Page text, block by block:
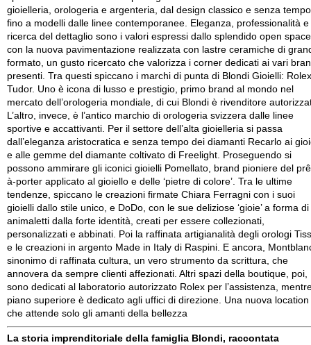
gioielleria, orologeria e argenteria, dal design classico e senza tempo
fino a modelli dalle linee contemporanee. Eleganza, professionalità e
ricerca del dettaglio sono i valori espressi dallo splendido open space
con la nuova pavimentazione realizzata con lastre ceramiche di
formato, un gusto ricercato che valorizza i corner dedicati ai vari
presenti. Tra questi spiccano i marchi di punta di Blondi Gioielli:
Tudor. Uno è icona di lusso e prestigio, primo brand al mondo nel
mercato dell’orologeria mondiale, di cui Blondi è rivenditore
L’altro, invece, è l’antico marchio di orologeria svizzera dalle linee
sportive e accattivanti. Per il settore dell’alta gioielleria si passa
dall’eleganza aristocratica e senza tempo dei diamanti Recarlo ai
e alle gemme del diamante coltivato di Freelight. Proseguendo si
possono ammirare gli iconici gioielli Pomellato, brand pioniere del
à-porter applicato al gioiello e delle ‘pietre di colore’. Tra le ultime
tendenze, spiccano le creazioni firmate Chiara Ferragni con i suoi
gioielli dallo stile unico, e DoDo, con le sue deliziose ‘gioie’ a forma di
animaletti dalla forte identità, creati per essere collezionati,
personalizzati e abbinati. Poi la raffinata artigianalità degli orologi
e le creazioni in argento Made in Italy di Raspini. E ancora,
sinonimo di raffinata cultura, un vero strumento da scrittura, che
annovera da sempre clienti affezionati. Altri spazi della boutique, poi,
sono dedicati al laboratorio autorizzato Rolex per l’assistenza,
piano superiore è dedicato agli uffici di direzione. Una nuova location
che attende solo gli amanti della bellezza
La storia imprenditoriale della famiglia Blondi, raccontata